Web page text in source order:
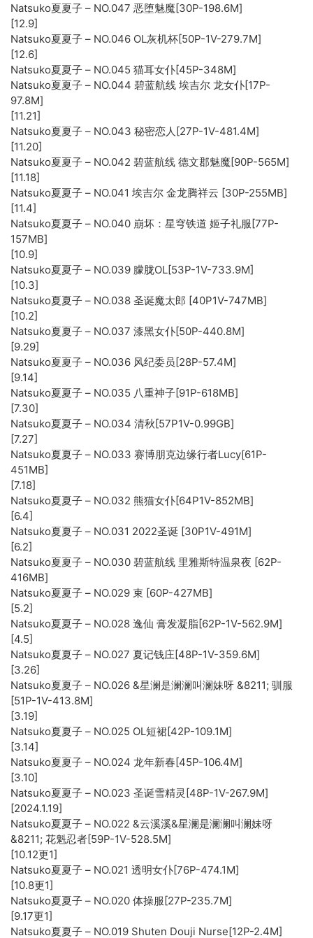
Natsuko夏夏子 – NO.047 恶堕魅魔[30P-198.6M]
[12.9]
Natsuko夏夏子 – NO.046 OL灰机杯[50P-1V-279.7M]
[12.6]
Natsuko夏夏子 – NO.045 猫耳女仆[45P-348M]
Natsuko夏夏子 – NO.044 碧蓝航线 埃吉尔 龙女仆[17P-
97.8M]
[11.21]
Natsuko夏夏子 – NO.043 秘密恋人[27P-1V-481.4M]
[11.20]
Natsuko夏夏子 – NO.042 碧蓝航线 德文郡魅魔[90P-565M]
[11.18]
Natsuko夏夏子 – NO.041 埃吉尔 金龙腾祥云 [30P-255MB]
[11.4]
Natsuko夏夏子 – NO.040 崩坏：星穹铁道 姬子礼服[77P-
157MB]
[10.9]
Natsuko夏夏子 – NO.039 朦胧OL[53P-1V-733.9M]
[10.3]
Natsuko夏夏子 – NO.038 圣诞魔太郎 [40P1V-747MB]
[10.2]
Natsuko夏夏子 – NO.037 漆黑女仆[50P-440.8M]
[9.29]
Natsuko夏夏子 – NO.036 风纪委员[28P-57.4M]
[9.14]
Natsuko夏夏子 – NO.035 八重神子[91P-618MB]
[7.30]
Natsuko夏夏子 – NO.034 清秋[57P1V-0.99GB]
[7.27]
Natsuko夏夏子 – NO.033 赛博朋克边缘行者Lucy[61P-
451MB]
[7.18]
Natsuko夏夏子 – NO.032 熊猫女仆[64P1V-852MB]
[6.4]
Natsuko夏夏子 – NO.031 2022圣诞 [30P1V-491M]
[6.2]
Natsuko夏夏子 – NO.030 碧蓝航线 里雅斯特温泉夜 [62P-
416MB]
Natsuko夏夏子 – NO.029 束 [60P-427MB]
[5.2]
Natsuko夏夏子 – NO.028 逸仙 膏发凝脂[62P-1V-562.9M]
[4.5]
Natsuko夏夏子 – NO.027 夏记钱庄[48P-1V-359.6M]
[3.26]
Natsuko夏夏子 – NO.026 &星澜是澜澜叫澜妹呀 &8211; 驯服
[51P-1V-413.8M]
[3.19]
Natsuko夏夏子 – NO.025 OL短裙[42P-109.1M]
[3.14]
Natsuko夏夏子 – NO.024 龙年新春[45P-106.4M]
[3.10]
Natsuko夏夏子 – NO.023 圣诞雪精灵[48P-1V-267.9M]
[2024.1.19]
Natsuko夏夏子 – NO.022 &云溪溪&星澜是澜澜叫澜妹呀
&8211; 花魁忍者[59P-1V-528.5M]
[10.12更1]
Natsuko夏夏子 – NO.021 透明女仆[76P-474.1M]
[10.8更1]
Natsuko夏夏子 – NO.020 体操服[27P-235.7M]
[9.17更1]
Natsuko夏夏子 – NO.019 Shuten Douji Nurse[12P-2.4M]